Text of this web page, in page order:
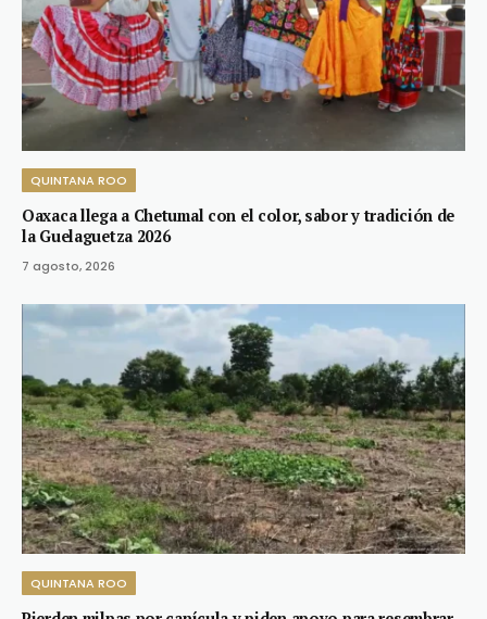
QUINTANA ROO
Oaxaca llega a Chetumal con el color, sabor y tradición de
la Guelaguetza 2026
7 agosto, 2026
QUINTANA ROO